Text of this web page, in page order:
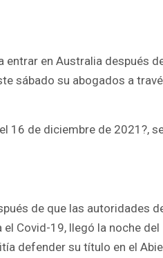
entrar en Australia después
sábado su abogados a
16 de diciembre de 2021?,
de que las autoridades
Covid-19, llegó la noche del
defender su título en el